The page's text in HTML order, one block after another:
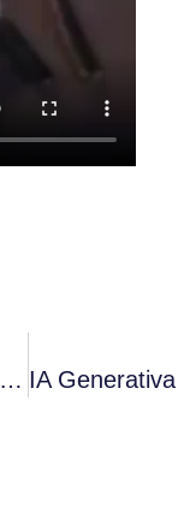
Power BI Para Sostenibilidad: Cómo Medir Y Visualizar KPIs ESG En Tiempo Real